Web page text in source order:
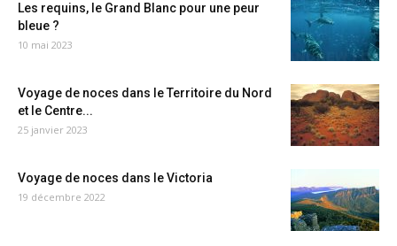
Les requins, le Grand Blanc pour une peur
bleue ?
10 mai 2023
Voyage de noces dans le Territoire du Nord
et le Centre...
25 janvier 2023
Voyage de noces dans le Victoria
19 décembre 2022